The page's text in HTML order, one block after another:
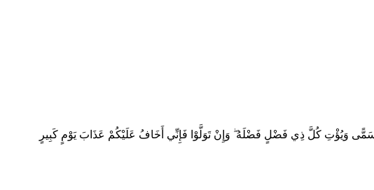
مُسَمًّى وَيُؤْتِ كُلَّ ذِي فَضْلٍ فَضْلَهُ ۖ وَإِنْ تَوَلَّوْا فَإِنِّي أَخَافُ عَلَيْكُمْ عَذَابَ يَوْمٍ كَبِيرٍ